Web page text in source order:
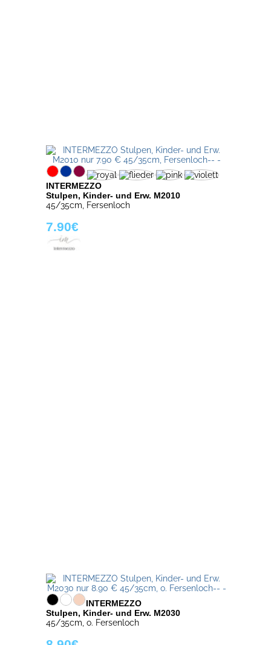
INTERMEZZO
Stulpen, Kinder- und Erw. M2010
45/35cm, Fersenloch
7.90€
INTERMEZZO
Stulpen, Kinder- und Erw. M2030
45/35cm, o. Fersenloch